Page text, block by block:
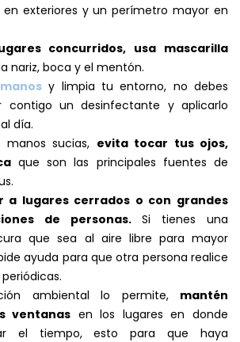
en exteriores y un perímetro mayor en
concurridos, usa mascarilla
nariz, boca y el mentón.
y limpia tu entorno, no debes
contigo un desinfectante y aplicarlo
día.
manos sucias, evita tocar tus ojos,
que son las principales fuentes de
a lugares cerrados o con grandes
de personas.Si tienes una
que sea al aire libre para mayor
ayuda para que otra persona realice
ambiental lo permite, mantén
ventanas en los lugares en donde
el tiempo, esto para que haya